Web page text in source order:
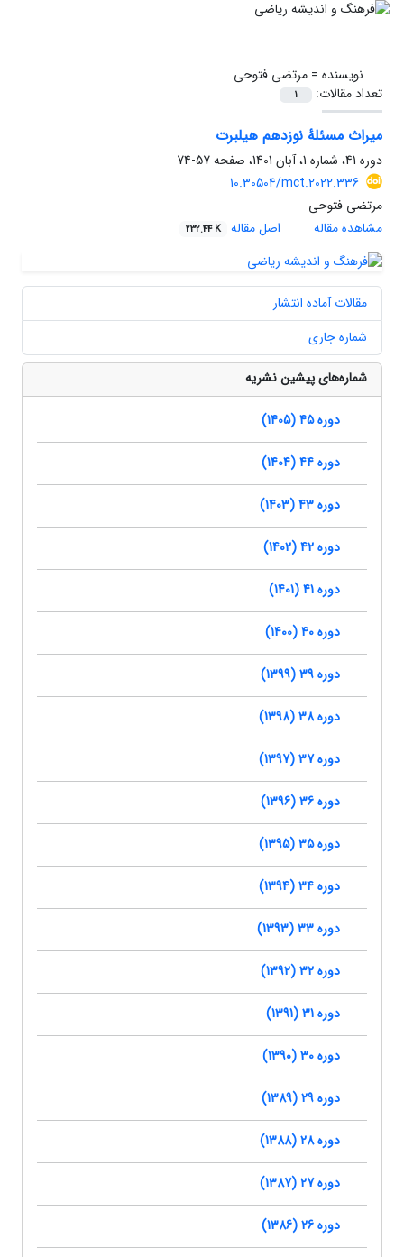
نویسنده =مرتضی فتوحی
تعداد مقالات:
1
میراث مسئلهٔ نوزدهم هیلبرت
دوره 41، شماره 1، آبان 1401، صفحه
57-74
10.30504/mct.2022.336
مرتضی فتوحی
مشاهده مقاله
اصل مقاله 232.44 K
مقالات آماده انتشار
شماره جاری
شماره‌های پیشین نشریه
دوره 45 (1405)
دوره 44 (1404)
دوره 43 (1403)
دوره 42 (1402)
دوره 41 (1401)
دوره 40 (1400)
دوره 39 (1399)
دوره 38 (1398)
دوره 37 (1397)
دوره 36 (1396)
دوره 35 (1395)
دوره 34 (1394)
دوره 33 (1393)
دوره 32 (1392)
دوره 31 (1391)
دوره 30 (1390)
دوره 29 (1389)
دوره 28 (1388)
دوره 27 (1387)
دوره 26 (1386)